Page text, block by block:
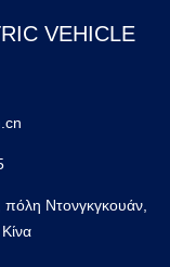
VEHICLE
Ντονγκγκουάν,